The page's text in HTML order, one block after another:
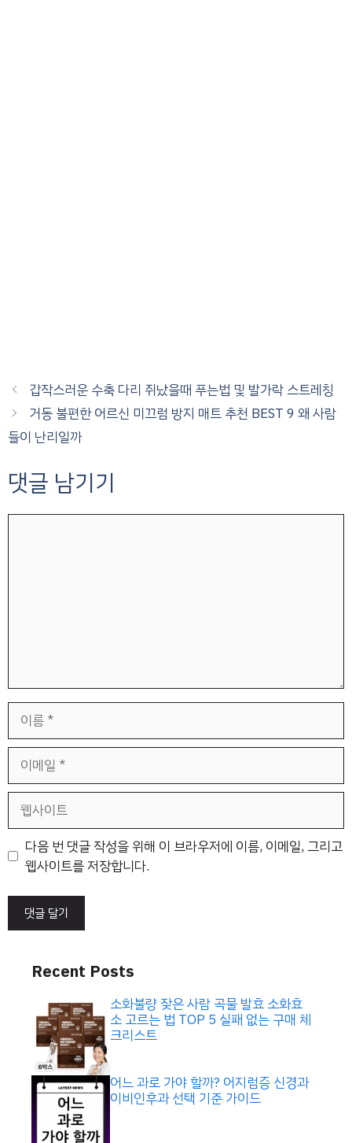
갑작스러운 수축 다리 쥐났을때 푸는법 및 발가락 스트레칭
거동 불편한 어르신 미끄럼 방지 매트 추천 BEST 9 왜 사람
들이 난리일까
댓글 남기기
일
트
다음 번 댓글 작성을 위해 이 브라우저에 이름, 이메일, 그리고
웹사이트를 저장합니다.
Recent Posts
소화불량 잦은 사람 곡물 발효 소화효
소 고르는 법 TOP 5 실패 없는 구매 체
크리스트
어느 과로 가야 할까? 어지럼증 신경과
이비인후과 선택 기준 가이드